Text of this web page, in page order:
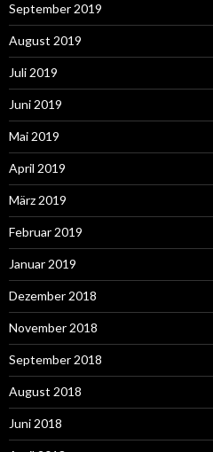
September 2019
August 2019
Juli 2019
Juni 2019
Mai 2019
April 2019
März 2019
Februar 2019
Januar 2019
Dezember 2018
November 2018
September 2018
August 2018
Juni 2018